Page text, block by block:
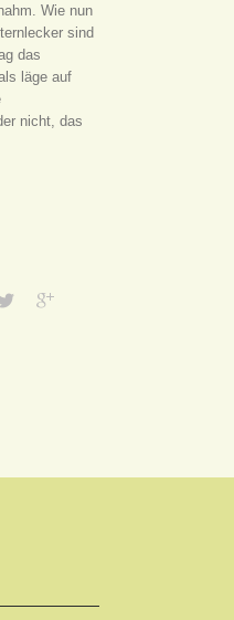
Wie nun
sind
das
läge auf
nicht, das